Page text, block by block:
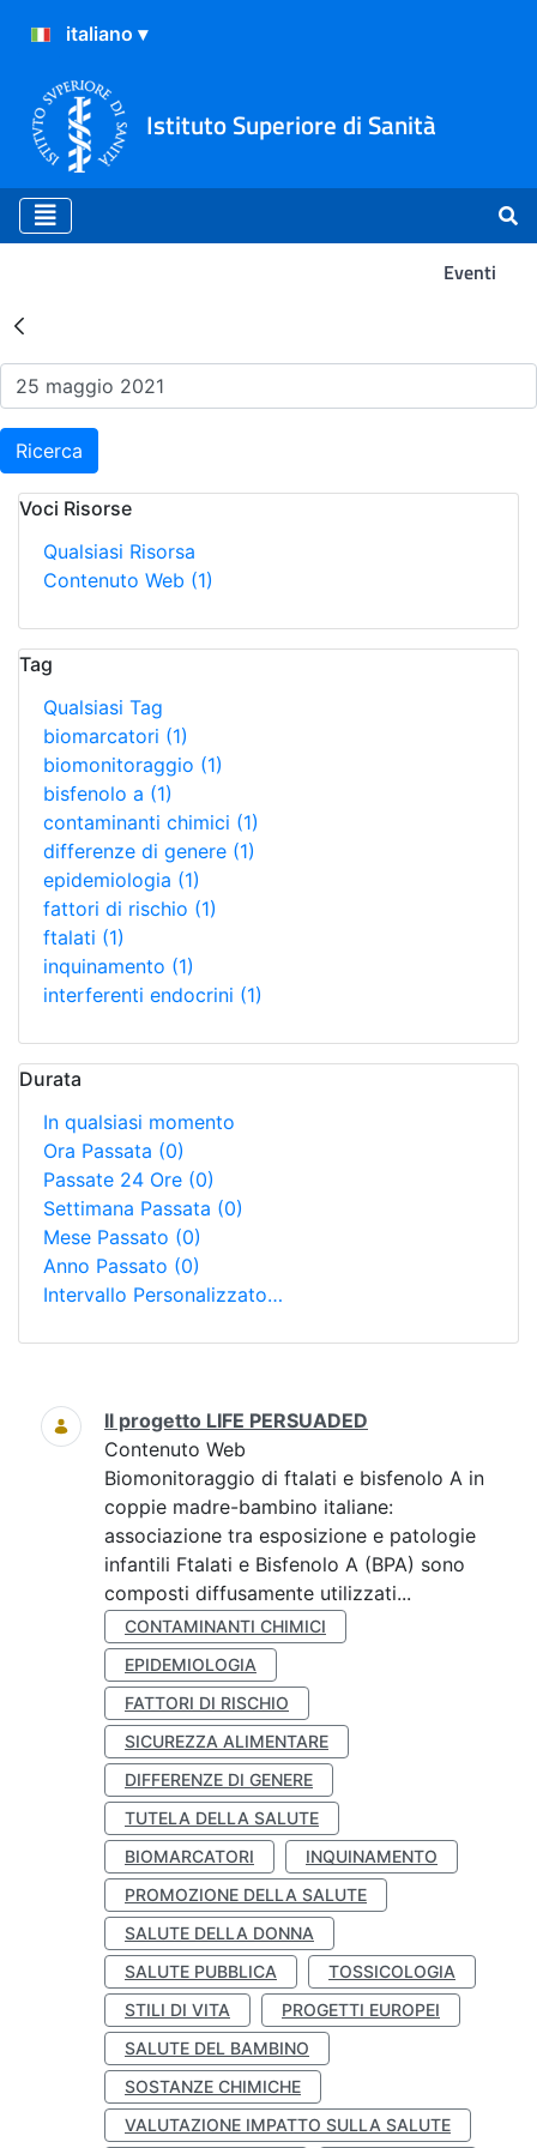
Istituto Superiore di Sanità
Eventi
Risultati della Ricerca -
Ricerca
Voci Risorse
Qualsiasi Risorsa
Contenuto Web (1)
Tag
Qualsiasi Tag
biomarcatori (1)
biomonitoraggio (1)
bisfenolo a (1)
contaminanti chimici (1)
differenze di genere (1)
epidemiologia (1)
fattori di rischio (1)
ftalati (1)
inquinamento (1)
interferenti endocrini (1)
Durata
In qualsiasi momento
Ora Passata (0)
Passate 24 Ore (0)
Settimana Passata (0)
Mese Passato (0)
Anno Passato (0)
Intervallo Personalizzato…
Ricerca
Il progetto LIFE PERSUADED
Contenuto Web
Biomonitoraggio di ftalati e bisfenolo A in
coppie madre-bambino italiane:
associazione tra esposizione e patologie
infantili Ftalati e Bisfenolo A (BPA) sono
composti diffusamente utilizzati...
CONTAMINANTI CHIMICI
EPIDEMIOLOGIA
FATTORI DI RISCHIO
SICUREZZA ALIMENTARE
DIFFERENZE DI GENERE
TUTELA DELLA SALUTE
BIOMARCATORI
INQUINAMENTO
PROMOZIONE DELLA SALUTE
SALUTE DELLA DONNA
SALUTE PUBBLICA
TOSSICOLOGIA
STILI DI VITA
PROGETTI EUROPEI
SALUTE DEL BAMBINO
SOSTANZE CHIMICHE
VALUTAZIONE IMPATTO SULLA SALUTE